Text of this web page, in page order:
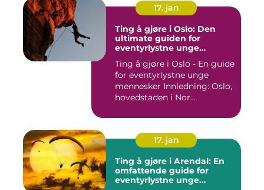
17. jan
Ting å gjøre i Oslo: Den
ultimate guiden for
eventyrlystne unge
Ting å gjøre i Oslo - En guide
for eventyrlystne unge
mennesker Innledning: Oslo,
hovedstaden i Nor...
17. jan
Ting å gjøre i Arendal: En
omfattende guide for
eventyrlystne unge